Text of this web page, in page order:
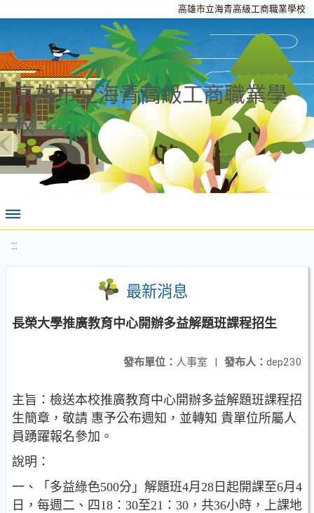
高雄市立海青高級工商職業學校
高雄市立海青高級工商職業學
校
:::
最新消息
長榮大學推廣教育中心開辦多益解題班課程招生
發布人： dep230
發布單位： 人事室 |
主旨：檢送本校推廣教育中心開辦多益解題班課程招
生簡章，敬請 惠予公布週知，並轉知 貴單位所屬人
員踴躍報名參加。
說明：
一、「多益綠色500分」解題班4月28日起開課至6月4
日，每週二、四18：30至21：30，共36小時，上課地